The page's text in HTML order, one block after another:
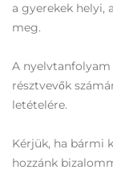
a gyerekek helyi,
meg.
A
résztvevők
letételére.
Kérjük, ha bármi
hozzánk